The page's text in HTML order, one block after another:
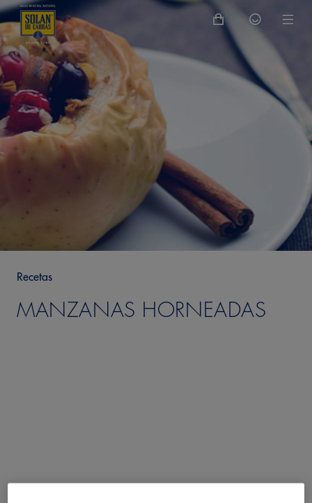
Recetas
MANZANAS HORNEADAS